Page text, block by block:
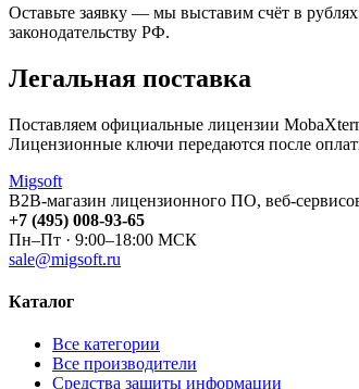
Оставьте заявку — мы выставим счёт в
законодательству РФ.
Легальная поставка
Поставляем официальные лицензии
Лицензионные ключи передаются после
Migsoft
B2B-магазин лицензионного ПО, веб-
+7 (495) 008-93-65
Пн–Пт · 9:00–18:00 МСК
sale@migsoft.ru
Каталог
Все категории
Все производители
Средства защиты информации